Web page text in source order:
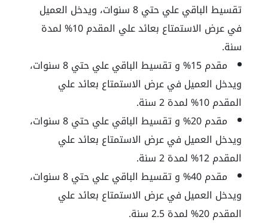
تقسيط الباقي علي حتي 8 سنوات، ويدخل العميل
في عرض الاستمتاع بعائد علي المقدم 10% لمدة
سنة.
مقدم 15% و تقسيط الباقي علي حتي 8 سنوات،
ويدخل العميل في عرض الاستمتاع بعائد علي
المقدم 10% لمدة 2 سنة.
مقدم 20% و تقسيط الباقي علي حتي 8 سنوات،
ويدخل العميل في عرض الاستمتاع بعائد علي
المقدم 12% لمدة 2 سنة.
مقدم 40% و تقسيط الباقي علي حتي 8 سنوات،
ويدخل العميل في عرض الاستمتاع بعائد علي
المقدم 20% لمدة 2.5 سنة.